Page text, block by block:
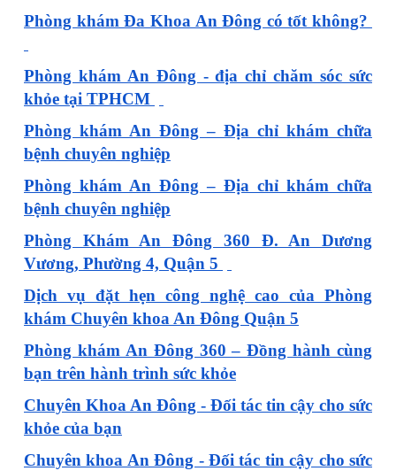
Phòng khám Đa Khoa An Đông có tốt không?
Phòng khám An Đông - địa chỉ chăm sóc sức
khỏe tại TPHCM
Phòng khám An Đông – Địa chỉ khám chữa
bệnh chuyên nghiệp
Phòng khám An Đông – Địa chỉ khám chữa
bệnh chuyên nghiệp
Phòng Khám An Đông 360 Đ. An Dương
Vương, Phường 4, Quận 5
Dịch vụ đặt hẹn công nghệ cao của Phòng
khám Chuyên khoa An Đông Quận 5
Phòng khám An Đông 360 – Đồng hành cùng
bạn trên hành trình sức khỏe
Chuyên Khoa An Đông - Đối tác tin cậy cho sức
khỏe của bạn
Chuyên khoa An Đông - Đối tác tin cậy cho sức